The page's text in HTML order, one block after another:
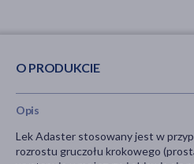
O PRODUKCIE
Opis
Lek Adaster stosowany jest w
rozrostu gruczołu krokowego